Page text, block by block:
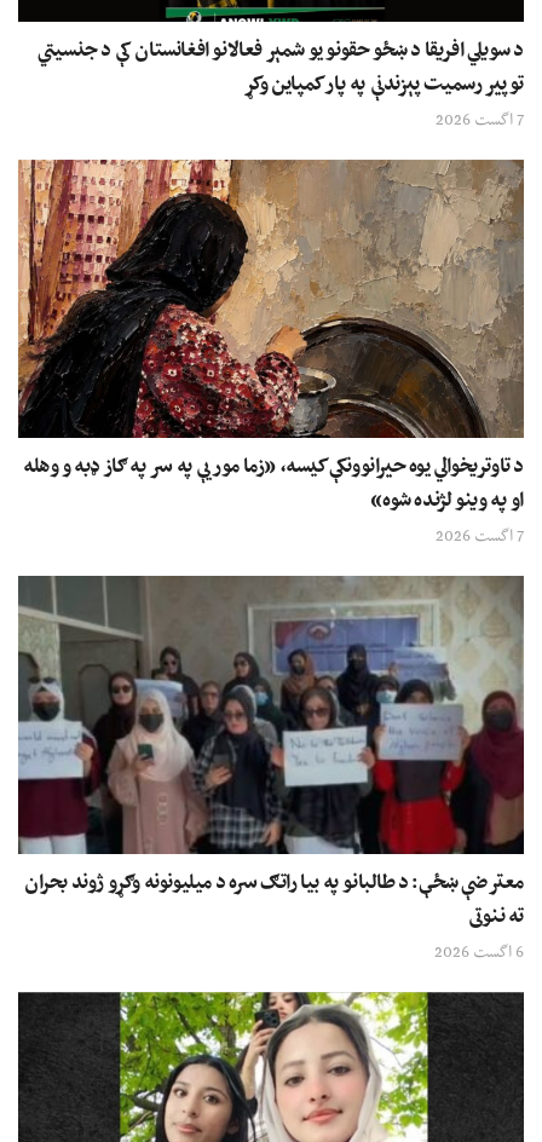
د سویلي افریقا د ښځو حقونو یو شمېر فعالانو افغانستان کې د جنسیتي
توپیر رسمیت پېزندنې په پار کمپاین وکړ
7 اگست 2026
د تاوتریخوالي یوه حیرانوونکې کیسه، «زما مور یې په سر په ګاز ډبه و وهله
او په وینو لژنده شوه»
7 اگست 2026
معترضې ښځې: د طالبانو په بیا راتګ سره د میلیونونه وګړو ژوند بحران
ته ننوتی
6 اگست 2026